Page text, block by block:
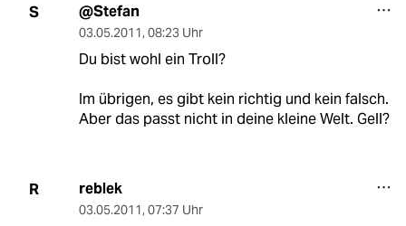
S @Stefan
03.05.2011, 08:23 Uhr
Du bist wohl ein Troll?
Im übrigen, es gibt kein richtig und kein falsch.
Aber das passt nicht in deine kleine Welt. Gell?
R reblek
03.05.2011, 07:37 Uhr